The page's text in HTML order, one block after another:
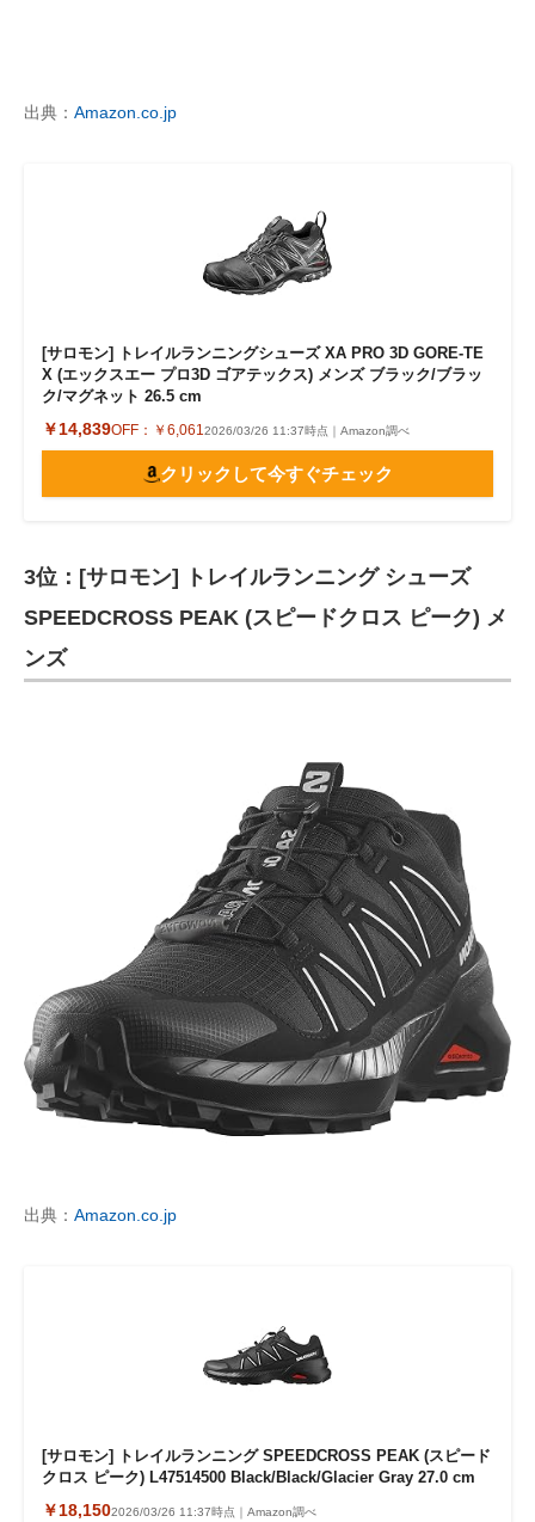
出典： Amazon.co.jp
[サロモン] トレイルランニングシューズ XA PRO 3D GORE-TE
X (エックスエー プロ3D ゴアテックス) メンズ ブラック/ブラッ
ク/マグネット 26.5 cm
￥14,839OFF： ￥6,0612026/03/26 11:37時点｜Amazon調べ
クリックして今すぐチェック
3位：[サロモン] トレイルランニング シューズ
SPEEDCROSS PEAK (スピードクロス ピーク) メ
ンズ
出典： Amazon.co.jp
[サロモン] トレイルランニング SPEEDCROSS PEAK (スピード
クロス ピーク) L47514500 Black/Black/Glacier Gray 27.0 cm
￥18,1502026/03/26 11:37時点｜Amazon調べ